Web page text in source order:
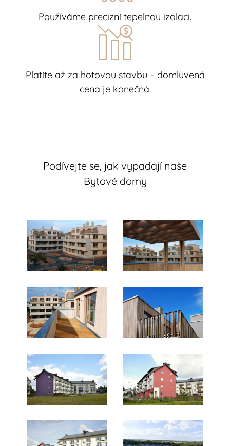
Používáme precizní tepelnou izolaci.
Platíte až za hotovou stavbu – domluvená
cena je konečná.
Podívejte se, jak vypadají naše
Bytové domy